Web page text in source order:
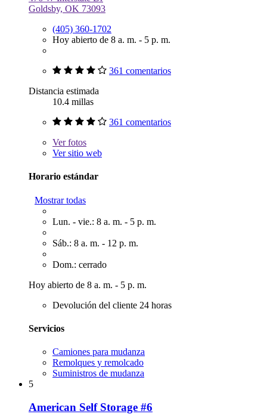
Goldsby, OK 73093
(405) 360-1702
Hoy abierto de 8 a. m. - 5 p. m.
361 comentarios
Distancia estimada
10.4 millas
361 comentarios
Verfotos
Ver sitio web
Horario estándar
Mostrar todas
Lun. - vie.: 8 a. m. - 5 p. m.
Sáb.: 8 a. m. - 12 p. m.
Dom.: cerrado
Hoy abierto de 8 a. m. - 5 p. m.
Devolución del cliente 24 horas
Servicios
Camiones para mudanza
Remolques y remolcado
Suministros de mudanza
5
American Self Storage #6